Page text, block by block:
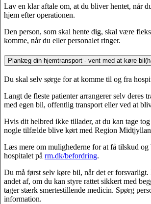
Lav en klar aftale om, at du bliver hentet, når
hjem efter operationen.
Den person, som skal hente dig, skal være
komme, når du eller personalet ringer.
Planlæg din hjemtransport - vent med at køre
Du skal selv sørge for at komme til og fra
Langt de fleste patienter arrangerer selv deres
med egen bil, offentlig transport eller ved at
Hvis dit helbred ikke tillader, at du kan tage
nogle tilfælde blive kørt med Region
Læs mere om mulighederne for at få tilskud
hospitalet på rm.dk/befordring.
Du må først selv køre bil, når det er
andet af, om du kan styre rattet sikkert med
tager stærk smertestillende medicin. Spørg
information.